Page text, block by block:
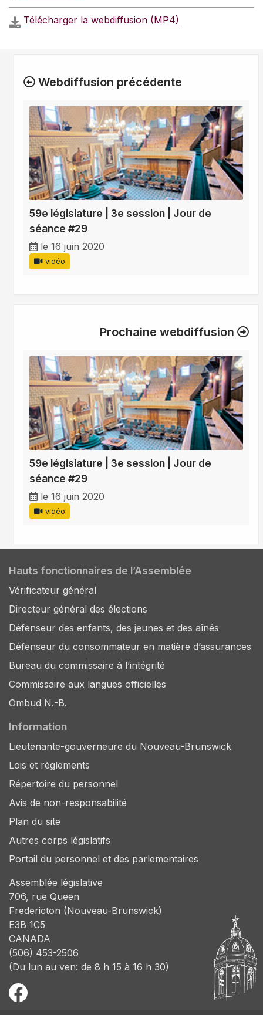
Télécharger la webdiffusion (MP4)
Webdiffusion précédente
59e législature | 3e session | Jour de
séance #29
le 16 juin 2020
vidéo
Prochaine webdiffusion
59e législature | 3e session | Jour de
séance #29
le 16 juin 2020
vidéo
Hauts fonctionnaires de l’Assemblée
Vérificateur général
Directeur général des élections
Défenseur des enfants, des jeunes et des aînés
Défenseur du consommateur en matière d’assurances
Bureau du commissaire à l’intégrité
Commissaire aux langues officielles
Ombud N.-B.
Information
Lieutenante-gouverneure du Nouveau-Brunswick
Lois et règlements
Répertoire du personnel
Avis de non-responsabilité
Plan du site
Autres corps législatifs
Portail du personnel et des parlementaires
Assemblée législative
706, rue Queen
Fredericton (Nouveau-Brunswick)
E3B 1C5
CANADA
(506) 453-2506
(Du lun au ven: de 8 h 15 à 16 h 30)